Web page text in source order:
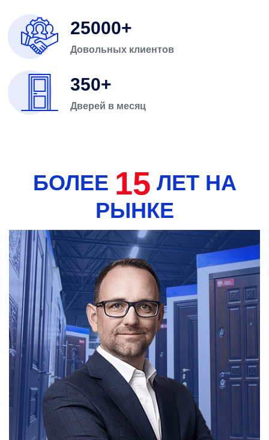
25000
Довольных клиентов
350
Дверей в месяц
БОЛЕЕ 15 ЛЕТ НА
РЫНКЕ